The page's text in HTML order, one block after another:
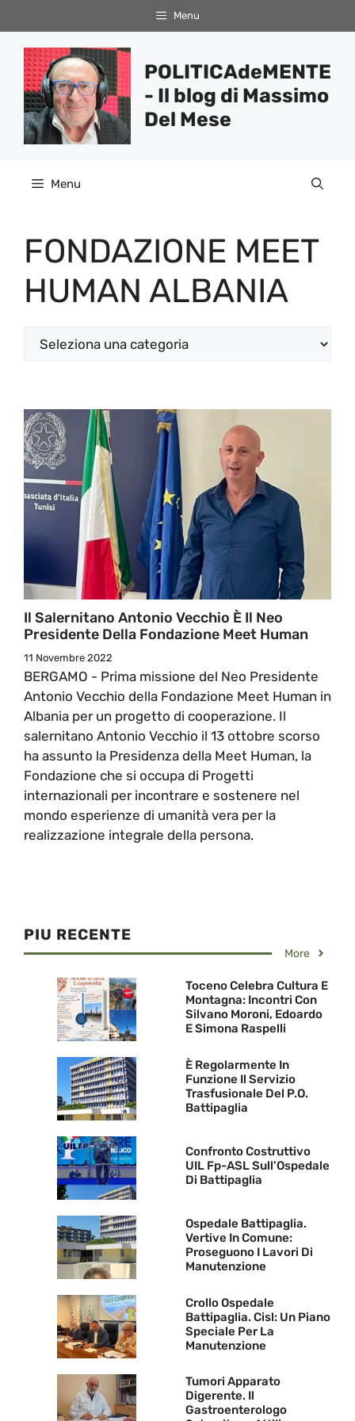
al
contenuto
Menu
POLITICAdeMENTE
- Il blog di Massimo
Del Mese
Menu
FONDAZIONE MEET
HUMAN ALBANIA
Categorie
Il Salernitano Antonio Vecchio È Il Neo
Presidente Della Fondazione Meet Human
11 Novembre 2022
BERGAMO - Prima missione del Neo Presidente
Antonio Vecchio della Fondazione Meet Human in
Albania per un progetto di cooperazione. Il
salernitano Antonio Vecchio il 13 ottobre scorso
ha assunto la Presidenza della Meet Human, la
Fondazione che si occupa di Progetti
internazionali per incontrare e sostenere nel
mondo esperienze di umanità vera per la
realizzazione integrale della persona.
PIU RECENTE
More
Toceno Celebra Cultura E
Montagna: Incontri Con
Silvano Moroni, Edoardo
E Simona Raspelli
È Regolarmente In
Funzione Il Servizio
Trasfusionale Del P.O.
Battipaglia
Confronto Costruttivo
UIL Fp-ASL Sull’Ospedale
Di Battipaglia
Ospedale Battipaglia.
Vertive In Comune:
Proseguono I Lavori Di
Manutenzione
Crollo Ospedale
Battipaglia. Cisl: Un Piano
Speciale Per La
Manutenzione
Tumori Apparato
Digerente. Il
Gastroenterologo